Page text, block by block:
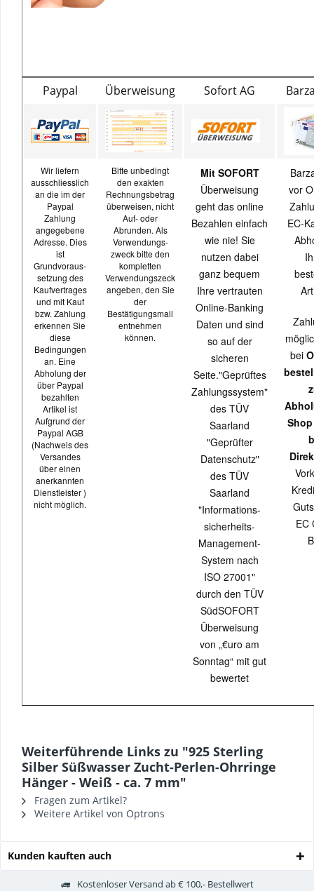
Paypal Überweisung Sofort AG
Wir liefern
ausschliesslich
an die im der
Paypal
Zahlung
angegebene
Adresse. Dies
ist
Grundvoraus-
setzung des
Kaufvertrages
und mit Kauf
bzw. Zahlung
erkennen Sie
diese
Bedingungen
an. Eine
Abholung der
über Paypal
bezahlten
Artikel ist
Aufgrund der
Paypal AGB
(Nachweis des
Versandes
über einen
anerkannten
Dienstleister )
nicht möglich.
Bitte unbedingt
den exakten
Rechnungsbetrag
überweisen, nicht
Auf- oder
Abrunden. Als
Verwendungs-
zweck bitte den
kompletten
Verwendungszeck
angeben, den Sie
der
Bestätigungsmail
entnehmen
können.
Mit SOFORT
Überweisung
geht das online
Bezahlen einfach
wie nie! Sie
nutzen dabei
ganz bequem
Ihre vertrauten
Online-Banking
Daten und sind
so auf der
sicheren
Seite."Geprüftes
Zahlungssystem"
des TÜV
Saarland
"Geprüfter
Datenschutz"
des TÜV
Saarland
"Informations-
sicherheits-
Management-
System nach
ISO 27001"
durch den TÜV
SüdSOFORT
Überweisung
von „€uro am
Sonntag“ mit gut
bewertet
vor
EC-
bei
EC
Weiterführende Links zu "925 Sterling
Silber Süßwasser Zucht-Perlen-Ohrringe
Hänger - Weiß - ca. 7 mm"
Fragen zum Artikel?
Weitere Artikel von Optrons
Kunden kauften auch
Kostenloser Versand ab € 100,- Bestellwert